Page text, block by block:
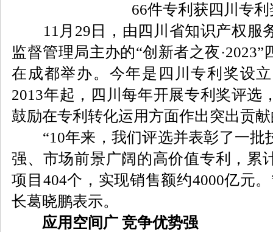
66件专利获四川专
11月29日，由四川省知识产权服
监督管理局主办的“创新者之夜·2023”
在成都举办。今年是四川专利奖设
2013年起，四川每年开展专利奖评选
鼓励在专利转化运用方面作出突出贡
“10年来，我们评选并表彰了一批
强、市场前景广阔的高价值专利，累
项目404个，实现销售额约4000亿元
长葛晓鹏表示。
应用空间广 竞争优势强